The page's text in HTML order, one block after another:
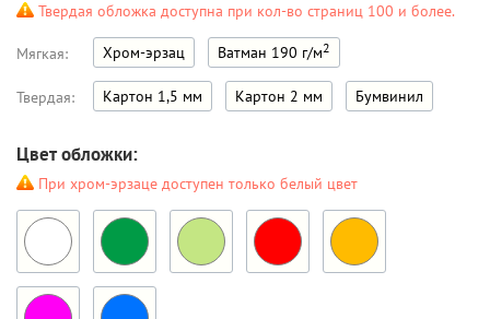
Твердая обложка доступна при кол-во страниц 100 и более.
Мягкая: Хром-эрзац Ватман 190 г/м2
Твердая: Картон 1,5 мм Картон 2 мм Бумвинил
Цвет обложки:
При хром-эрзаце доступен только белый цвет